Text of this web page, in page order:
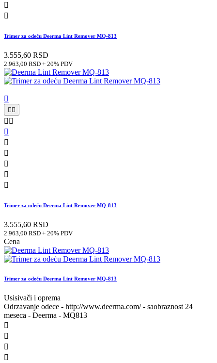


Trimer za odeću Deerma Lint Remover MQ-813
3.555,60 RSD
2.963,00 RSD + 20% PDV

 
 






Trimer za odeću Deerma Lint Remover MQ-813
3.555,60 RSD
2.963,00 RSD + 20% PDV
Cena
Trimer za odeću Deerma Lint Remover MQ-813
Usisivači i oprema
Odrzavanje odece - http://www.deerma.com/ - saobraznost 24
meseca - Deerma - MQ813



